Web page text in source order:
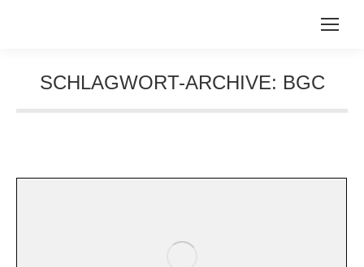
SCHLAGWORT-ARCHIVE: BGC